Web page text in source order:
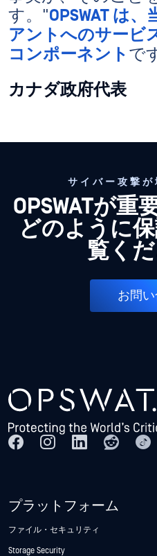
す。"OPSWAT は
アントへのサービ
コンポーネント で
カナダ政府代表
サイバー攻撃
OPSWATが重
どのように
覧くだ
お問
プラットフォーム
ファイル・セキュリティ
Storage Security